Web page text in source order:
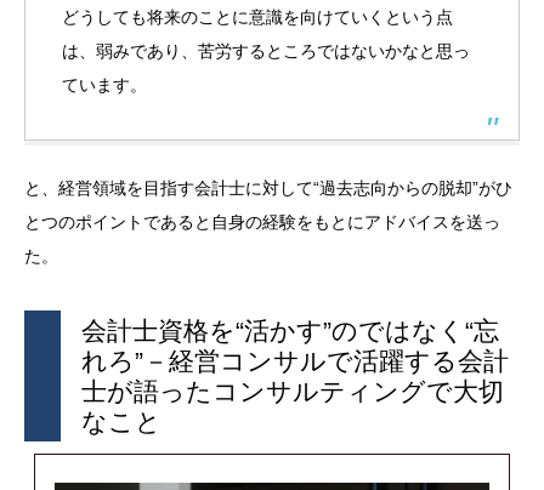
どうしても将来のことに意識を向けていくという点
は、弱みであり、苦労するところではないかなと思っ
ています。
と、経営領域を目指す会計士に対して“過去志向からの脱却”がひ
とつのポイントであると自身の経験をもとにアドバイスを送っ
た。
会計士資格を“活かす”のではなく“忘
れろ”－経営コンサルで活躍する会計
士が語ったコンサルティングで大切
なこと